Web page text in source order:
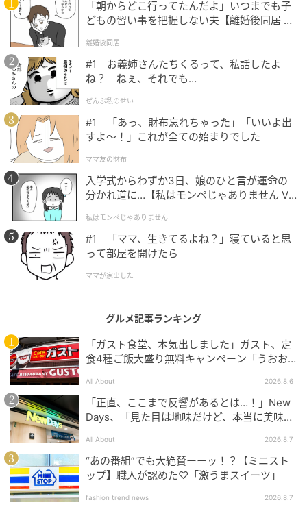
「朝からどこ行ってたんだよ」いつまでも子
どもの習い事を把握しない夫【離婚後同居 Vo
離婚後同居
#1 お義姉さんたちくるって、私話したよ
ね？ ねぇ、それでも…
ぜんぶ私のせい
#1 「あっ、財布忘れちゃった」「いいよ出
すよ〜！」これが全ての始まりでした
ママ友の財布
入学式からわずか3日、娘のひと言が運命の
分かれ道に…【私はモンペじゃありません Vo
私はモンペじゃありません
#1 「ママ、生きてるよね？」寝ていると思
って部屋を開けたら
ママが家出した
グルメ記事ランキング
「ガスト食堂、本気出しました」ガスト、定
食4種ご飯大盛り無料キャンペーン「うおお
All About 2026.8.6
「正直、ここまで反響があるとは…！」New
Days、「見た目は地味だけど、本当に美味し
All About 2026.8.7
“あの番組”でも大絶賛ーーッ！？【ミニスト
ップ】職人が認めた♡「激うまスイーツ」
fashion trend news 2026.8.7